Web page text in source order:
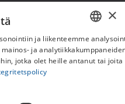
FI
×
ja liikenteemme
ja
jotka olet heille antanut tai joita